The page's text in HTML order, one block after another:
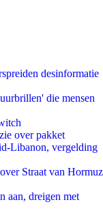
desinformatie
die mensen
over pakket
Libanon, vergelding
Straat van Hormuz
aan, dreigen met